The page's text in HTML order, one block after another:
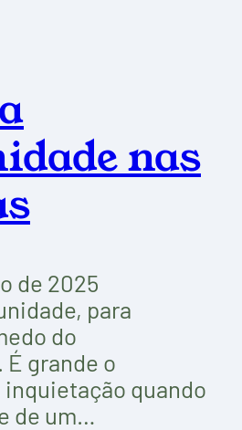
nas
de 2025
para
do
grande o
quando
de um…